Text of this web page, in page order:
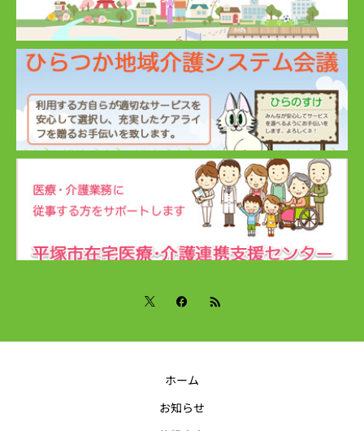
ホーム
お知らせ